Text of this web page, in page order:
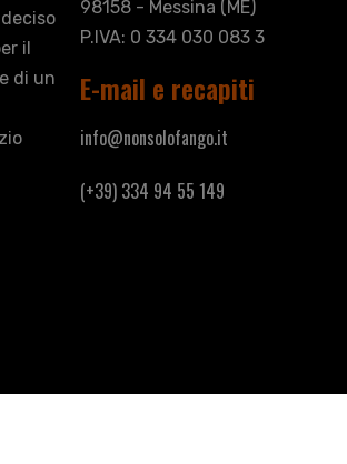
il
di un
98158 - Messina (ME)
P.IVA: 0 334 030 083 3
E-mail e recapiti
info@nonsolofango.it
(+39) 334 94 55 149